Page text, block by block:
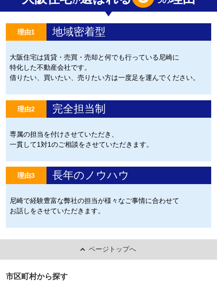
理由1 地域密着型
大阪住宅は賃貸・売買・売却と何でも行っている尼崎に
特化した不動産会社です。
借りたい、買いたい、売りたい方は一度足を運んでください。
理由2 完全担当制
専属の担当を付けさせていただき、
一貫して1対1のご相談をさせていただきます。
理由3 長年のノウハウ
尼崎で経験豊富な弊社の担当が様々なご事情に合わせて
お話しをさせていただきます。
ページトップへ
市区町村から探す